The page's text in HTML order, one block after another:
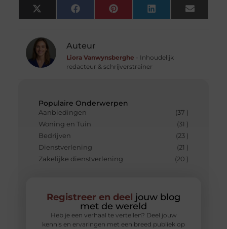
Populaire Onderwerpen
Aanbiedingen
(37 )
Woning en Tuin
(31 )
Bedrijven
(23 )
Dienstverlening
(21 )
Zakelijke dienstverlening
(20 )
Registreer en deel jouw blog
met de wereld
Heb je een verhaal te vertellen? Deel jouw
kennis en ervaringen met een breed publiek op
X
(Twitter)
FacebookPinterest LinkedIn Email
Auteur
Liora Vanwynsberghe - Inhoudelijk
redacteur & schrijverstrainer